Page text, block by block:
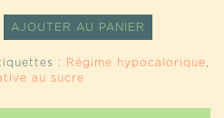
AJOUTER AU PANIER
: Régime hypocalorique
au sucre